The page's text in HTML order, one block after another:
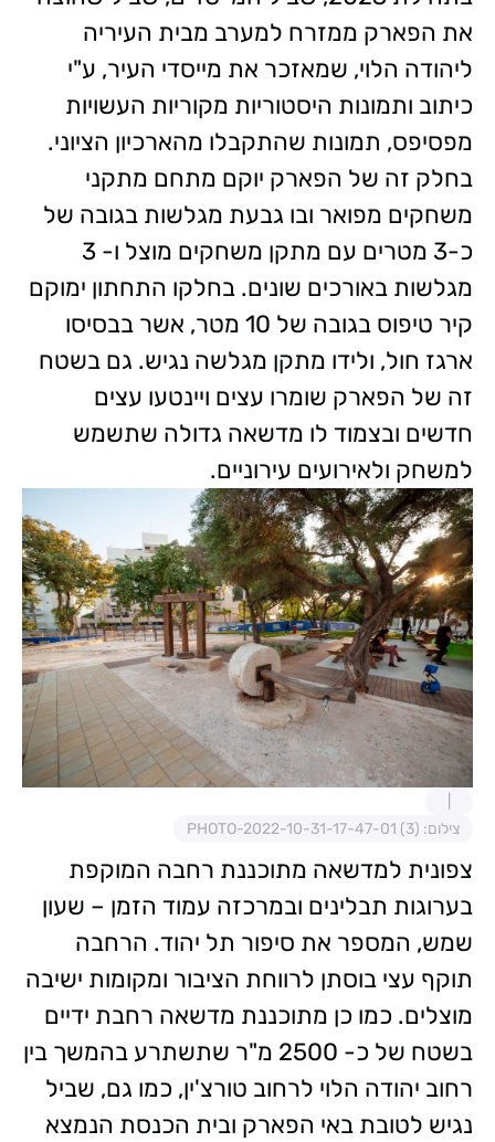
את הפארק ממזרח למערב מבית העיריה
ליהודה הלוי, שמאזכר את מייסדי העיר, ע"י
כיתוב ותמונות היסטוריות מקוריות העשויות
מפסיפס, תמונות שהתקבלו מהארכיון הציוני.
בחלק זה של הפארק יוקם מתחם מתקני
משחקים מפואר ובו גבעת מגלשות בגובה של
כ-3 מטרים עם מתקן משחקים מוצל ו- 3
מגלשות באורכים שונים. בחלקו התחתון ימוקם
קיר טיפוס בגובה של 10 מטר, אשר בבסיסו
ארגז חול, ולידו מתקן מגלשה נגיש. גם בשטח
זה של הפארק שומרו עצים ויינטעו עצים
חדשים ובצמוד לו מדשאה גדולה שתשמש
למשחק ולאירועים עירוניים.
צילום: PHOTO-2022-10-31-17-47-01 (3)
צפונית למדשאה מתוכננת רחבה המוקפת
בערוגות תבלינים ובמרכזה עמוד הזמן – שעון
שמש, המספר את סיפור תל יהוד. הרחבה
תוקף עצי בוסתן לרווחת הציבור ומקומות ישיבה
מוצלים. כמו כן מתוכננת מדשאה רחבת ידיים
בשטח של כ- 2500 מ"ר שתשתרע בהמשך בין
רחוב יהודה הלוי לרחוב טורצ'ין, כמו גם, שביל
נגיש לטובת באי הפארק ובית הכנסת הנמצא